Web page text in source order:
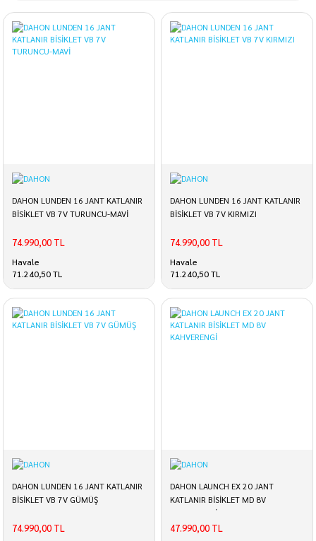
Bir bisiklet satın almaya karar verdiğiniz zaman, uygun bisiklete ve ideal
sürüş pozisyonuna karar vermek biraz zahmetlidir ve zaman alır.
Bisikletsürücüsünün vücut yapısı, form düzeyi ve esnekliği, sürüş tekniği ve
stili, bisiklet üzerindeki en iyi pozisyonu bulmayı etkiler. Gücün pedallara
Günümüzde bisikletler artık her tür zevke ve ihtiyaca uygun olarak farklı
renklerde ve modellerde üretiliyor. Bisikletler kullanım amaçlarına göre de
büyük bir çeşitlilik gösteriyor. Bazı
bisiklet çeşitleri şu şekilde sıralanabilir:
elektrikli bisikletler, yarış ya da yol bisikletleri. Bu çeşitlilik bisiklet markaları
gösteriyor.
DAHON LUNDEN 16 JANT KATLANIR
BİSİKLET VB 7V TURUNCU-MAVİ
74.990,00 TL
Havale
71.240,50 TL
DAHON LUNDEN 16 JANT KATLANIR
BİSİKLET VB 7V KIRMIZI
74.990,00 TL
Havale
71.240,50 TL
DAHON LUNDEN 16 JANT KATLANIR
BİSİKLET VB 7V GÜMÜŞ
74.990,00 TL
DAHON LAUNCH EX 20 JANT
KATLANIR BİSİKLET MD 8V
KAHVERENGİ
47.990,00 TL